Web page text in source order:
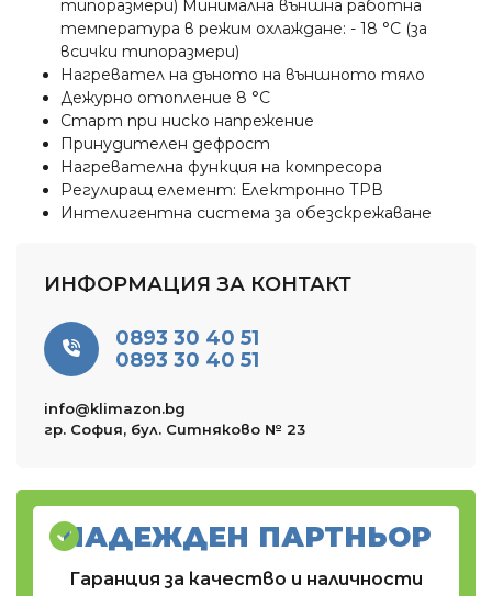
типоразмери) Минимална външна работна
температура в режим охлаждане: - 18 °C (за
всички типоразмери)
Нагревател на дъното на външното тяло
Дежурно отопление 8 °C
Старт при ниско напрежение
Принудителен дефрост
Нагревателна функция на компресора
Регулиращ елемент: Електронно ТРВ
Интелигентна система за обезскрежаване
ИНФОРМАЦИЯ ЗА КОНТАКТ
0893 30 40 51
0893 30 40 51
info@klimazon.bg
гр. София, бул. Ситняково № 23
НАДЕЖДЕН ПАРТНЬОР
Гаранция за качество и наличности